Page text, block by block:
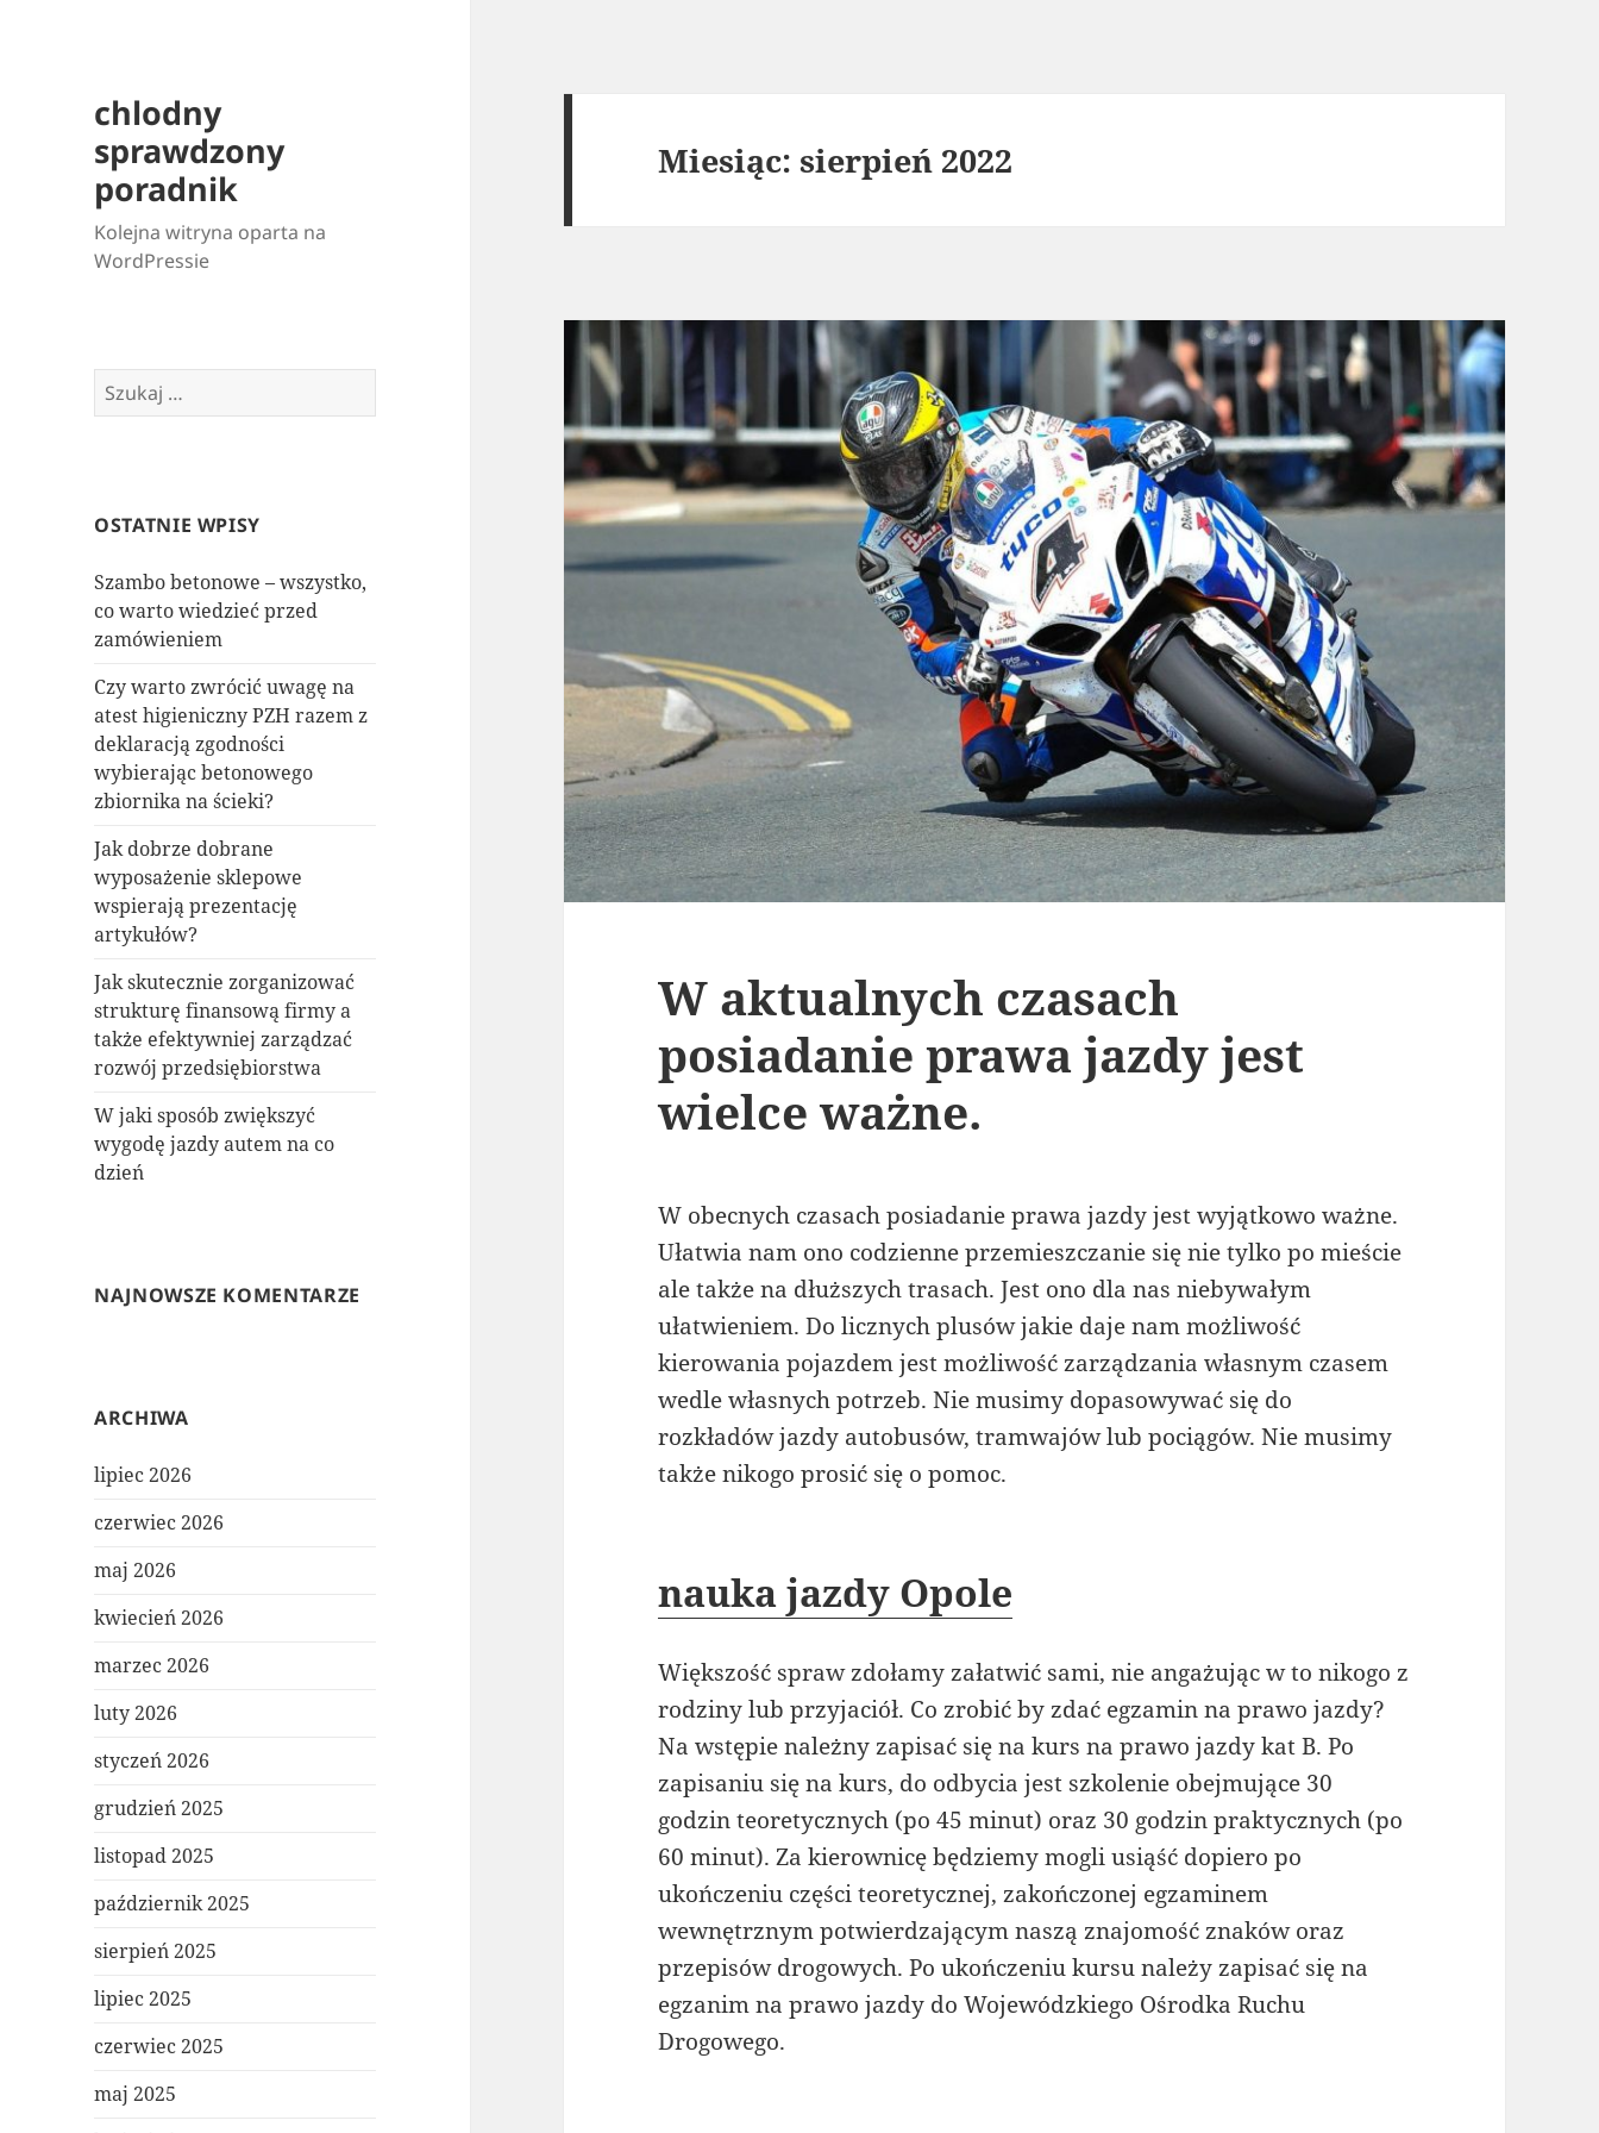
chlodny
sprawdzony
poradnik
Kolejna witryna oparta na
WordPressie
Szukaj:
OSTATNIE WPISY
Szambo betonowe – wszystko,
co warto wiedzieć przed
zamówieniem
Czy warto zwrócić uwagę na
atest higieniczny PZH razem z
deklaracją zgodności
wybierając betonowego
zbiornika na ścieki?
Jak dobrze dobrane
wyposażenie sklepowe
wspierają prezentację
artykułów?
Jak skutecznie zorganizować
strukturę finansową firmy a
także efektywniej zarządzać
rozwój przedsiębiorstwa
W jaki sposób zwiększyć
wygodę jazdy autem na co
dzień
NAJNOWSZE KOMENTARZE
ARCHIWA
lipiec 2026
czerwiec 2026
maj 2026
kwiecień 2026
marzec 2026
luty 2026
styczeń 2026
grudzień 2025
listopad 2025
październik 2025
sierpień 2025
lipiec 2025
czerwiec 2025
maj 2025
Miesiąc:sierpień 2022
W aktualnych czasach
posiadanie prawa jazdy jest
wielce ważne.
W obecnych czasach posiadanie prawa jazdy jest wyjątkowo ważne.
Ułatwia nam ono codzienne przemieszczanie się nie tylko po mieście
ale także na dłuższych trasach. Jest ono dla nas niebywałym
ułatwieniem. Do licznych plusów jakie daje nam możliwość
kierowania pojazdem jest możliwość zarządzania własnym czasem
wedle własnych potrzeb. Nie musimy dopasowywać się do
rozkładów jazdy autobusów, tramwajów lub pociągów. Nie musimy
także nikogo prosić się o pomoc.
nauka jazdy Opole
Większość spraw zdołamy załatwić sami, nie angażując w to nikogo z
rodziny lub przyjaciół. Co zrobić by zdać egzamin na prawo jazdy?
Na wstępie należny zapisać się na kurs na prawo jazdy kat B. Po
zapisaniu się na kurs, do odbycia jest szkolenie obejmujące 30
godzin teoretycznych (po 45 minut) oraz 30 godzin praktycznych (po
60 minut). Za kierownicę będziemy mogli usiąść dopiero po
ukończeniu części teoretycznej, zakończonej egzaminem
wewnętrznym potwierdzającym naszą znajomość znaków oraz
przepisów drogowych. Po ukończeniu kursu należy zapisać się na
egzanim na prawo jazdy do Wojewódzkiego Ośrodka Ruchu
Drogowego.